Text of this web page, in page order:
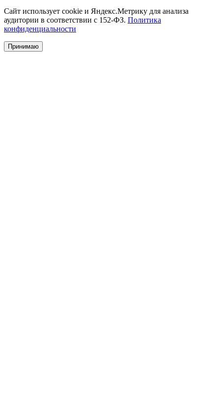
Сайт использует cookie и Яндекс.Метрику для анализа
аудитории в соответствии с 152-ФЗ. Политика
конфиденциальности
Принимаю